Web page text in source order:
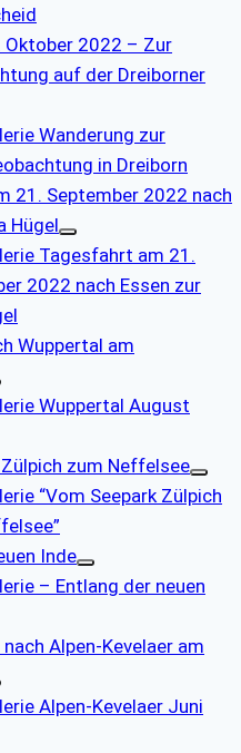
2022 – Zur
auf der Dreiborner
Wanderung zur
in Dreiborn
21. September 2022 nach
Hügel
Tagesfahrt am 21.
2022 nach Essen zur
Wuppertal am
Wuppertal August
zum Neffelsee
“Vom Seepark Zülpich
Inde
– Entlang der neuen
Alpen-Kevelaer am
Alpen-Kevelaer Juni